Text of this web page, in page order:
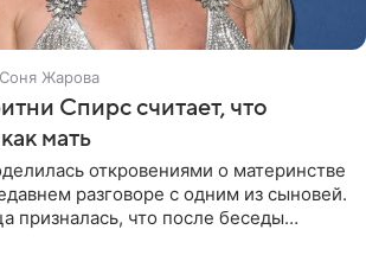
Соня Жарова
Спирс считает, что
мать
откровениями о материнстве
разговоре с одним из сыновей.
призналась, что после беседы